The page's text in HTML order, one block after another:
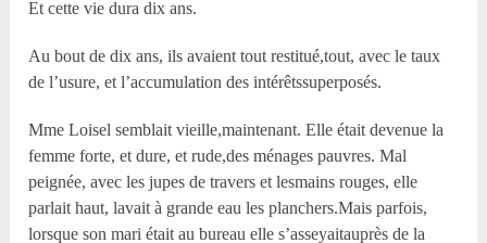
Et cette vie dura dix ans.
Au bout de dix ans, ils avaient tout restitué,tout, avec le taux
de l’usure, et l’accumulation des intérêtssuperposés.
Mme Loisel semblait vieille,maintenant. Elle était devenue la
femme forte, et dure, et rude,des ménages pauvres. Mal
peignée, avec les jupes de travers et lesmains rouges, elle
parlait haut, lavait à grande eau les planchers.Mais parfois,
lorsque son mari était au bureau elle s’asseyaitauprès de la